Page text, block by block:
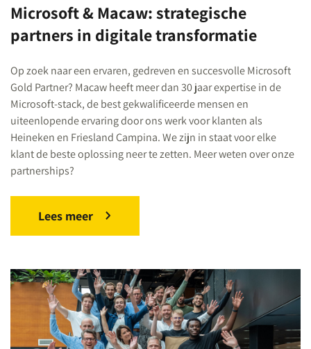
Microsoft & Macaw: strategische
partners in digitale transformatie
Op zoek naar een ervaren, gedreven en succesvolle Microsoft
Gold Partner? Macaw heeft meer dan 30 jaar expertise in de
Microsoft-stack, de best gekwalificeerde mensen en
uiteenlopende ervaring door ons werk voor klanten als
Heineken en Friesland Campina. We zijn in staat voor elke
klant de beste oplossing neer te zetten. Meer weten over onze
partnerships?
Lees meer